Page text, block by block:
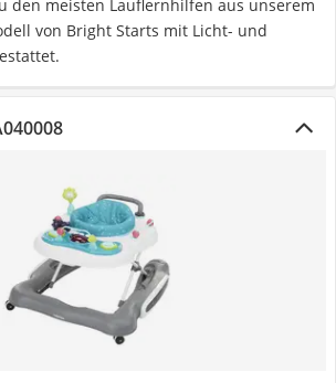
den meisten Lauflernhilfen aus unserem
von Bright Starts mit Licht- und